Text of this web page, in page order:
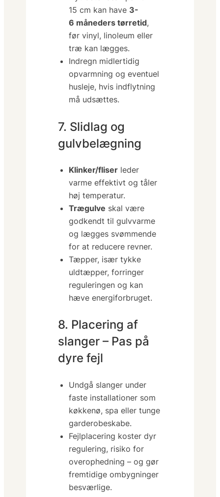
15 cm kan have 3-
6 måneders tørretid,
før vinyl, linoleum eller
træ kan lægges.
Indregn midlertidig
opvarmning og eventuel
husleje, hvis indflytning
må udsættes.
7. Slidlag og
gulvbelægning
Klinker/fliser leder
varme effektivt og tåler
høj temperatur.
Trægulve skal være
godkendt til gulvvarme
og lægges svømmende
for at reducere revner.
Tæpper, især tykke
uldtæpper, forringer
reguleringen og kan
hæve energiforbruget.
8. Placering af
slanger – Pas på
dyre fejl
Undgå slanger under
faste installationer som
køkkenø, spa eller tunge
garderobeskabe.
Fejlplacering koster dyr
regulering, risiko for
overophedning – og gør
fremtidige ombygninger
besværlige.